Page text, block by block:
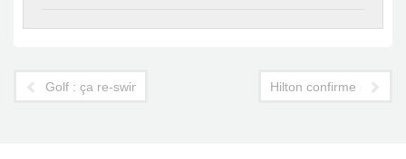
Golf : ça re-swingue à Hammamet Hilton confirme son